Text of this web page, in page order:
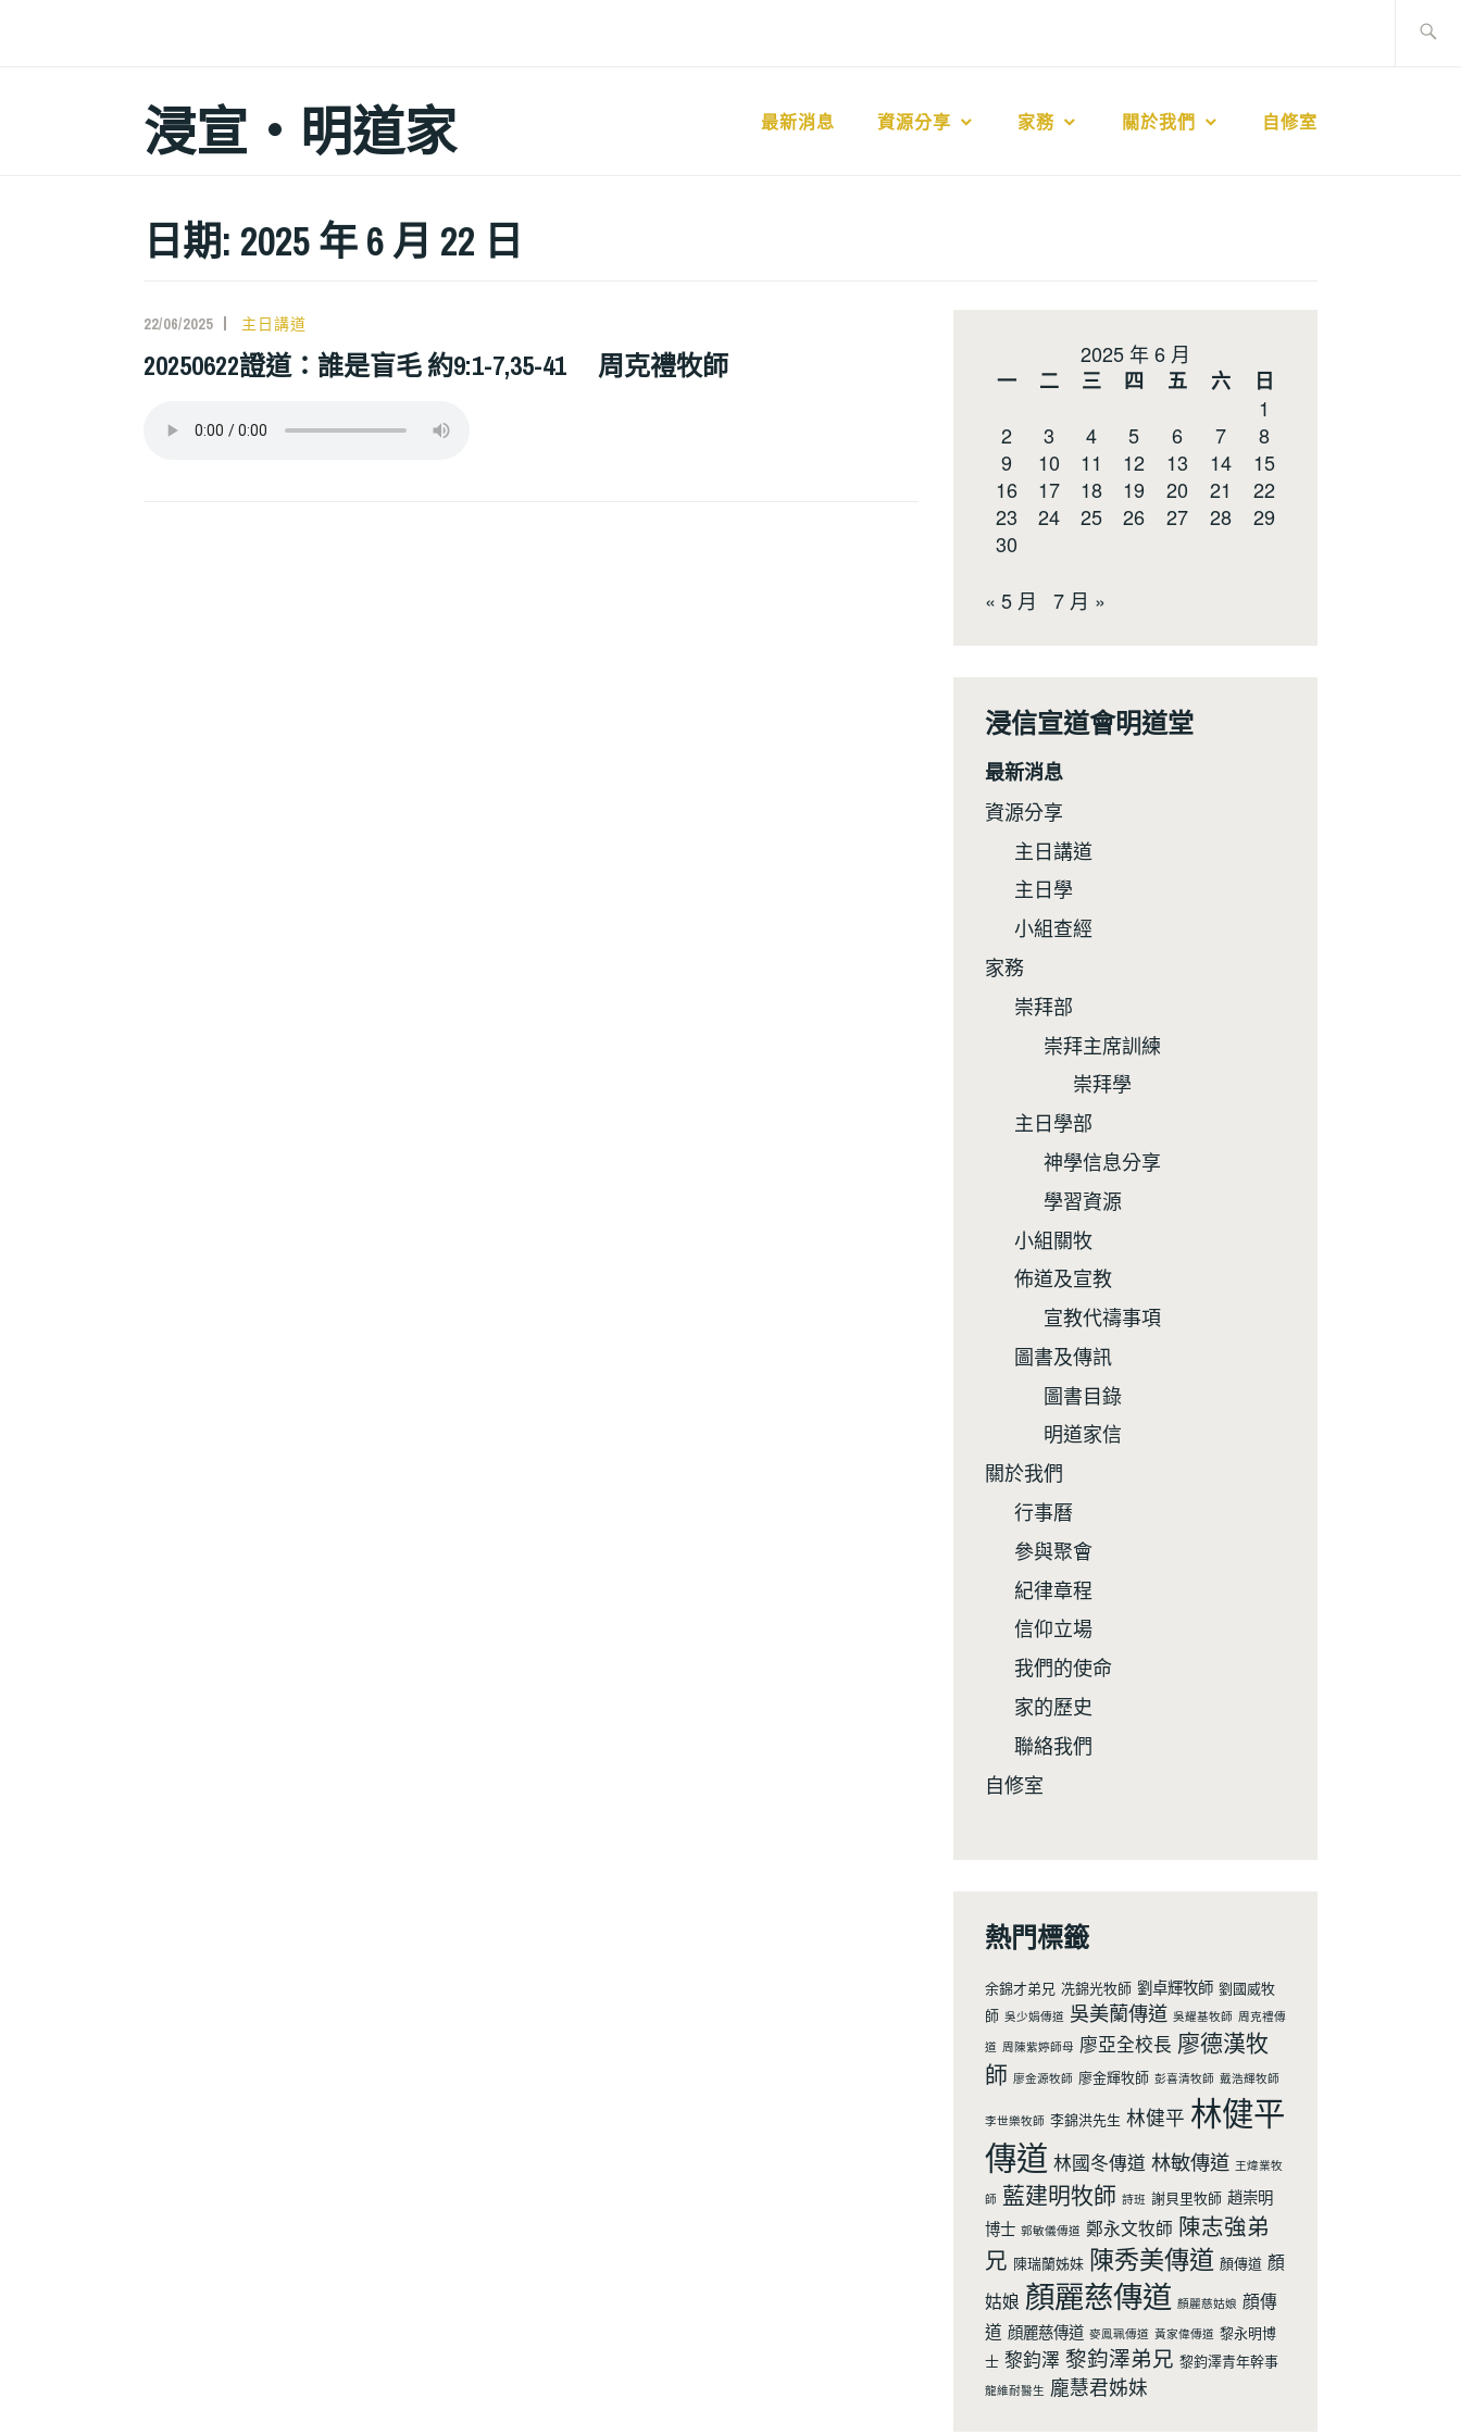
浸宣‧明道家 最新消息 資源分享 家務 關於我們 自修室
日期: 2025 年 6 月 22 日
22/06/2025 主日講道
20250622證道：誰是盲毛 約9:1-7,35-41 周克禮牧師
2025 年 6 月
一
二 三 四 五 六
日
1
2
3 4 5 6 7
8
9
10 11 12 13 14
15
16
17 18 19 20 21
22
23
24 25 26 27 28
29
30
« 5 月
7 月 »
浸信宣道會明道堂
最新消息
資源分享
主日講道
主日學
小組查經
家務
崇拜部
崇拜主席訓練
崇拜學
主日學部
神學信息分享
學習資源
小組關牧
佈道及宣教
宣教代禱事項
圖書及傳訊
圖書目錄
明道家信
關於我們
行事曆
參與聚會
紀律章程
信仰立場
我們的使命
家的歷史
聯絡我們
自修室
熱門標籤
余錦才弟兄 冼錦光牧師 劉卓輝牧師 劉國威牧
師 吳少娟傳道 吳美蘭傳道 吳耀基牧師 周克禮傳
道 周陳紫婷師母 廖亞全校長 廖德漢牧
師 廖金源牧師 廖金輝牧師 彭喜清牧師 戴浩輝牧師
李世樂牧師 李錦洪先生 林健平 林健平
傳道 林國冬傳道 林敏傳道 王煒業牧
師 藍建明牧師 詩班 謝貝里牧師 趙崇明
博士 郭敏儀傳道 鄭永文牧師 陳志強弟
兄 陳瑞蘭姊妹 陳秀美傳道 顏傳道 顏
姑娘 顏麗慈傳道 顏麗慈姑娘 顔傳
道 顔麗慈傳道 麥鳯珮傳道 黃家偉傳道 黎永明博
士 黎鈞澤 黎鈞澤弟兄 黎鈞澤青年幹事
龍維耐醫生 龐慧君姊妹